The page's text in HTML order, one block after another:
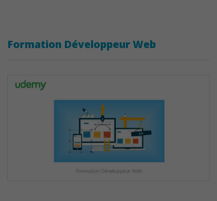
Formation Développeur Web